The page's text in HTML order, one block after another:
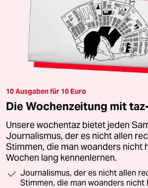
10 Ausgaben für 10 Euro
Die Wochenzeitung mit
Unsere wochentaz bietet jeden
Journalismus, der es nicht allen
Stimmen, die man woanders nicht
Wochen lang kennenlernen.
Journalismus, der es nicht allen
Stimmen, die man woanders nicht